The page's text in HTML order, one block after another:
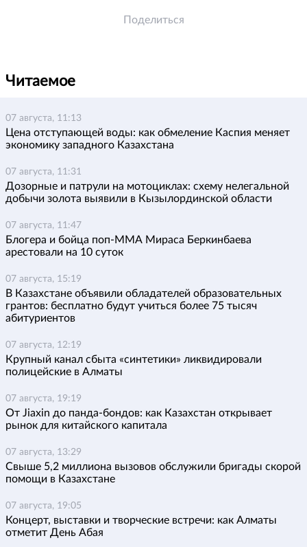
Поделиться
Читаемое
07 августа, 11:13
Цена отступающей воды: как обмеление Каспия меняет
экономику западного Казахстана
07 августа, 11:31
Дозорные и патрули на мотоциклах: схему нелегальной
добычи золота выявили в Кызылординской области
07 августа, 11:47
Блогера и бойца поп-ММА Мираса Беркинбаева
арестовали на 10 суток
07 августа, 15:19
В Казахстане объявили обладателей образовательных
грантов: бесплатно будут учиться более 75 тысяч
абитуриентов
07 августа, 12:19
Крупный канал сбыта «синтетики» ликвидировали
полицейские в Алматы
07 августа, 19:19
От Jiaxin до панда-бондов: как Казахстан открывает
рынок для китайского капитала
07 августа, 13:29
Свыше 5,2 миллиона вызовов обслужили бригады скорой
помощи в Казахстане
07 августа, 19:05
Концерт, выставки и творческие встречи: как Алматы
отметит День Абая